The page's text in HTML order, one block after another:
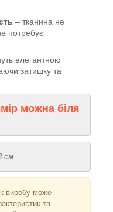
– тканина не
потребує
елегантною
затишку та
можна біля
см.
виробу може
та